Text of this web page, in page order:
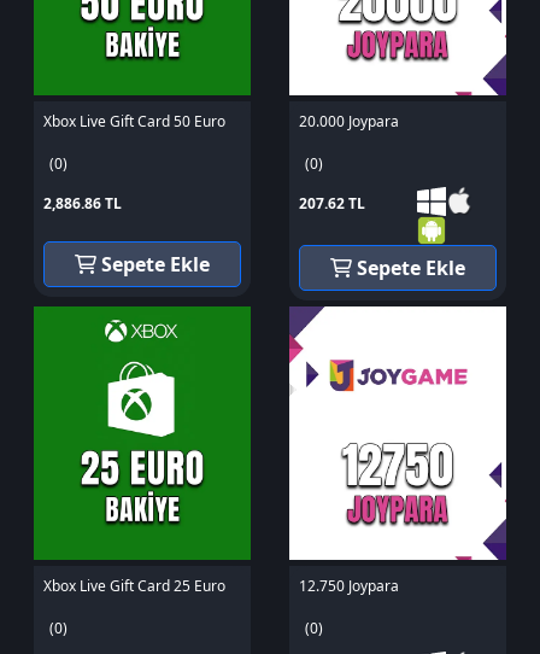
Xbox Live Gift Card 50 Euro
(0)
2,886.86 TL
Sepete Ekle
20.000 Joypara
(0)
207.62 TL
Sepete Ekle
Xbox Live Gift Card 25 Euro
(0)
12.750 Joypara
(0)